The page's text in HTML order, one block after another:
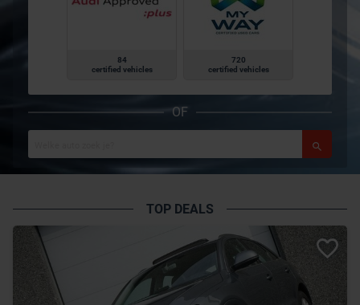
84
certified vehicles
720
certified vehicles
OF
TOP DEALS